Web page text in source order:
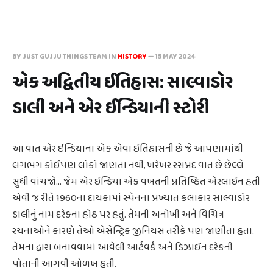
BY JUST GUJJU THINGS TEAM IN HISTORY—15 MAY 2024
એક અદ્વિતીય ઈતિહાસ: સાલ્વાડોર
ડાલી અને એર ઈન્ડિયાની સ્ટોરી
આ વાત એર ઇન્ડિયાના એક એવા ઇતિહાસની છે જે આપણામાંથી
લગભગ કોઈપણ લોકો જાણતા નથી, ખરેખર રસપ્રદ વાત છે છેલ્લે
સુધી વાંચજો... જેમ એર ઇન્ડિયા એક વખતની પ્રતિષ્ઠિત એરલાઇન હતી
એવી જ રીતે 1960ના દાયકામાં સ્પેનના પ્રખ્યાત કલાકાર સાલ્વાડોર
ડાલીનું નામ દરેકના હોઠ પર હતું. તેમની અનોખી અને વિચિત્ર
રચનાઓને કારણે તેઓ એસેન્ટ્રિક જીનિયસ તરીકે પણ જાણીતા હતા.
તેમના દ્વારા બનાવવામાં આવેલી આર્ટવર્ક અને ડિઝાઈન દરેકની
પોતાની આગવી ઓળખ હતી.